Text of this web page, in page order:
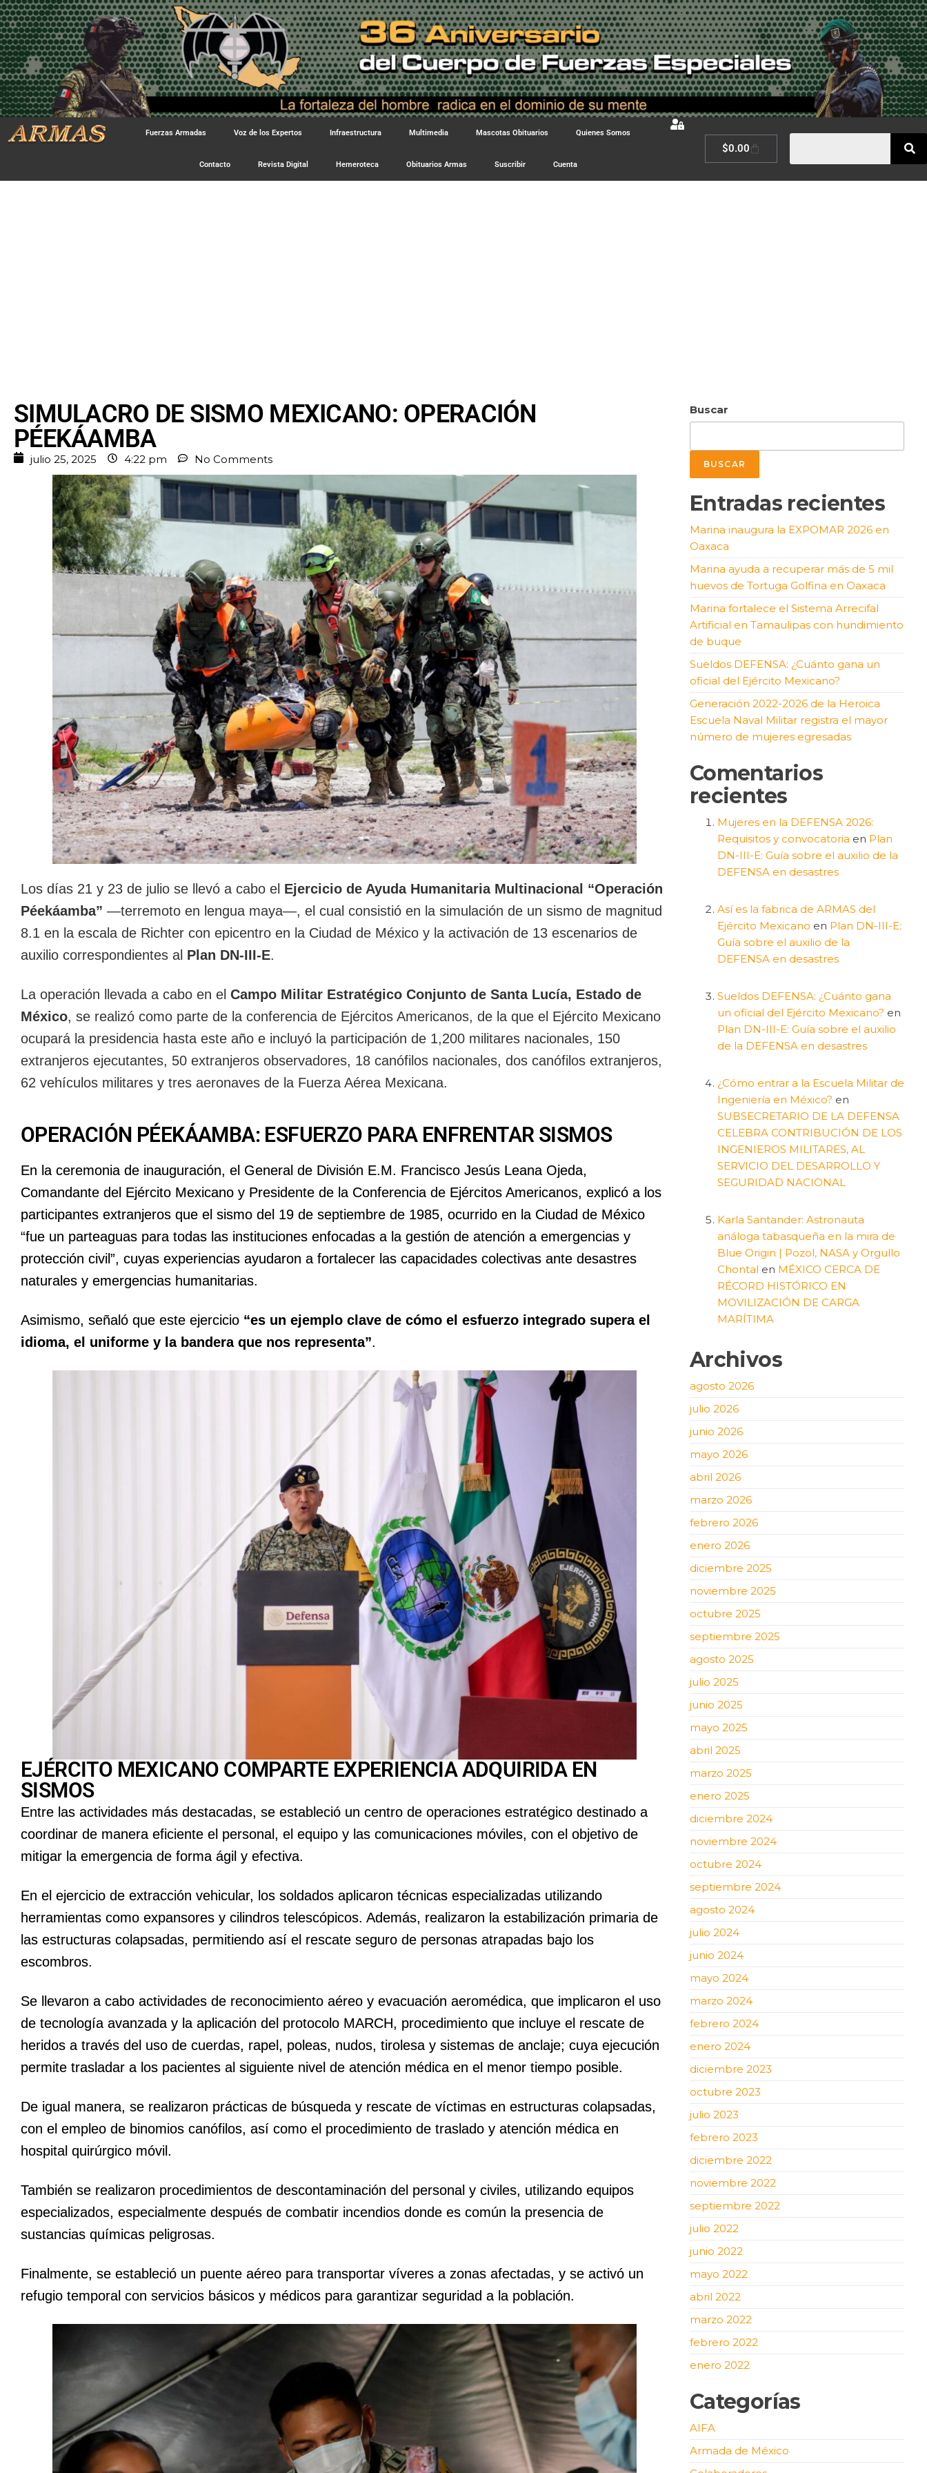
Fuerzas Armadas Voz de los Expertos Infraestructura Multimedia Mascotas Obituarios Quienes Somos
Contacto Revista Digital Hemeroteca Obituarios Armas Suscribir Cuenta
$0.00
SIMULACRO DE SISMO MEXICANO: OPERACIÓN
PÉEKÁAMBA
julio 25, 2025 4:22 pm No Comments
Los días 21 y 23 de julio se llevó a cabo el Ejercicio de Ayuda Humanitaria Multinacional “Operación
Péekáamba” ―terremoto en lengua maya―, el cual consistió en la simulación de un sismo de magnitud
8.1 en la escala de Richter con epicentro en la Ciudad de México y la activación de 13 escenarios de
auxilio correspondientes al Plan DN-III-E.
La operación llevada a cabo en el Campo Militar Estratégico Conjunto de Santa Lucía, Estado de
México, se realizó como parte de la conferencia de Ejércitos Americanos, de la que el Ejército Mexicano
ocupará la presidencia hasta este año e incluyó la participación de 1,200 militares nacionales, 150
extranjeros ejecutantes, 50 extranjeros observadores, 18 canófilos nacionales, dos canófilos extranjeros,
62 vehículos militares y tres aeronaves de la Fuerza Aérea Mexicana.
OPERACIÓN PÉEKÁAMBA: ESFUERZO PARA ENFRENTAR SISMOS
En la ceremonia de inauguración, el General de División E.M. Francisco Jesús Leana Ojeda,
Comandante del Ejército Mexicano y Presidente de la Conferencia de Ejércitos Americanos, explicó a los
participantes extranjeros que el sismo del 19 de septiembre de 1985, ocurrido en la Ciudad de México
“fue un parteaguas para todas las instituciones enfocadas a la gestión de atención a emergencias y
protección civil”, cuyas experiencias ayudaron a fortalecer las capacidades colectivas ante desastres
naturales y emergencias humanitarias.
Asimismo, señaló que este ejercicio “es un ejemplo clave de cómo el esfuerzo integrado supera el
idioma, el uniforme y la bandera que nos representa”.
EJÉRCITO MEXICANO COMPARTE EXPERIENCIA ADQUIRIDA EN
SISMOS
Entre las actividades más destacadas, se estableció un centro de operaciones estratégico destinado a
coordinar de manera eficiente el personal, el equipo y las comunicaciones móviles, con el objetivo de
mitigar la emergencia de forma ágil y efectiva.
En el ejercicio de extracción vehicular, los soldados aplicaron técnicas especializadas utilizando
herramientas como expansores y cilindros telescópicos. Además, realizaron la estabilización primaria de
las estructuras colapsadas, permitiendo así el rescate seguro de personas atrapadas bajo los
escombros.
Se llevaron a cabo actividades de reconocimiento aéreo y evacuación aeromédica, que implicaron el uso
de tecnología avanzada y la aplicación del protocolo MARCH, procedimiento que incluye el rescate de
heridos a través del uso de cuerdas, rapel, poleas, nudos, tirolesa y sistemas de anclaje; cuya ejecución
permite trasladar a los pacientes al siguiente nivel de atención médica en el menor tiempo posible.
De igual manera, se realizaron prácticas de búsqueda y rescate de víctimas en estructuras colapsadas,
con el empleo de binomios canófilos, así como el procedimiento de traslado y atención médica en
hospital quirúrgico móvil.
También se realizaron procedimientos de descontaminación del personal y civiles, utilizando equipos
especializados, especialmente después de combatir incendios donde es común la presencia de
sustancias químicas peligrosas.
Finalmente, se estableció un puente aéreo para transportar víveres a zonas afectadas, y se activó un
refugio temporal con servicios básicos y médicos para garantizar seguridad a la población.
Buscar
BUSCAR
Entradas recientes
Marina inaugura la EXPOMAR 2026 en
Oaxaca
Marina ayuda a recuperar más de 5 mil
huevos de Tortuga Golfina en Oaxaca
Marina fortalece el Sistema Arrecifal
Artificial en Tamaulipas con hundimiento
de buque
Sueldos DEFENSA: ¿Cuánto gana un
oficial del Ejército Mexicano?
Generación 2022-2026 de la Heroica
Escuela Naval Militar registra el mayor
número de mujeres egresadas
Comentarios
recientes
Mujeres en la DEFENSA 2026:
Requisitos y convocatoria en Plan
DN-III-E: Guía sobre el auxilio de la
DEFENSA en desastres
Así es la fabrica de ARMAS del
Ejército Mexicano en Plan DN-III-E:
Guía sobre el auxilio de la
DEFENSA en desastres
Sueldos DEFENSA: ¿Cuánto gana
un oficial del Ejército Mexicano? en
Plan DN-III-E: Guía sobre el auxilio
de la DEFENSA en desastres
¿Cómo entrar a la Escuela Militar de
Ingeniería en México? en
SUBSECRETARIO DE LA DEFENSA
CELEBRA CONTRIBUCIÓN DE LOS
INGENIEROS MILITARES, AL
SERVICIO DEL DESARROLLO Y
SEGURIDAD NACIONAL
Karla Santander: Astronauta
análoga tabasqueña en la mira de
Blue Origin | Pozol, NASA y Orgullo
Chontal en MÉXICO CERCA DE
RÉCORD HISTÓRICO EN
MOVILIZACIÓN DE CARGA
MARÍTIMA
Archivos
agosto 2026
julio 2026
junio 2026
mayo 2026
abril 2026
marzo 2026
febrero 2026
enero 2026
diciembre 2025
noviembre 2025
octubre 2025
septiembre 2025
agosto 2025
julio 2025
junio 2025
mayo 2025
abril 2025
marzo 2025
enero 2025
diciembre 2024
noviembre 2024
octubre 2024
septiembre 2024
agosto 2024
julio 2024
junio 2024
mayo 2024
marzo 2024
febrero 2024
enero 2024
diciembre 2023
octubre 2023
julio 2023
febrero 2023
diciembre 2022
noviembre 2022
septiembre 2022
julio 2022
junio 2022
mayo 2022
abril 2022
marzo 2022
febrero 2022
enero 2022
Categorías
AIFA
Armada de México